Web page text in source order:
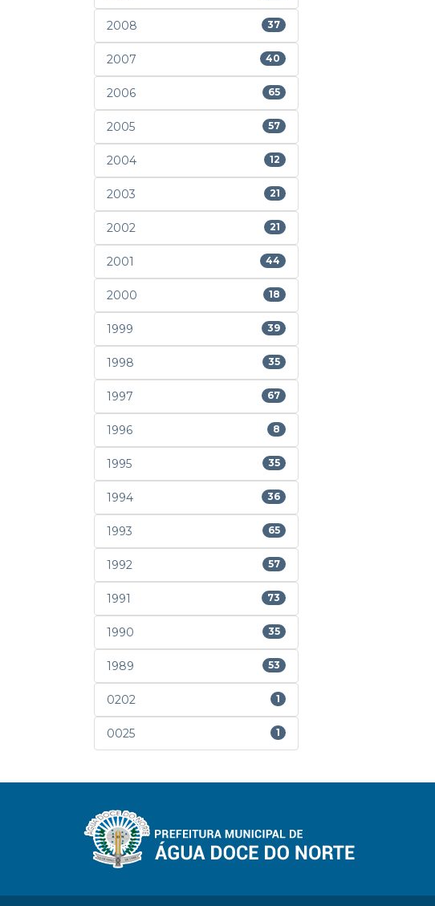
2008 37
2007 40
2006 65
2005 57
2004 12
2003 21
2002 21
2001 44
2000 18
1999 39
1998 35
1997 67
1996 8
1995 35
1994 36
1993 65
1992 57
1991 73
1990 35
1989 53
0202 1
0025 1